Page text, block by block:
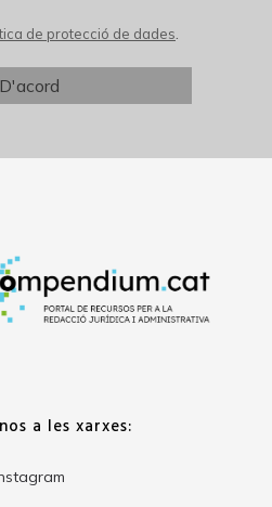
de protecció de dades.
a les xarxes: